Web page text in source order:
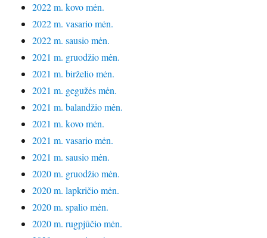
2022 m. kovo mėn.
2022 m. vasario mėn.
2022 m. sausio mėn.
2021 m. gruodžio mėn.
2021 m. birželio mėn.
2021 m. gegužės mėn.
2021 m. balandžio mėn.
2021 m. kovo mėn.
2021 m. vasario mėn.
2021 m. sausio mėn.
2020 m. gruodžio mėn.
2020 m. lapkričio mėn.
2020 m. spalio mėn.
2020 m. rugpjūčio mėn.